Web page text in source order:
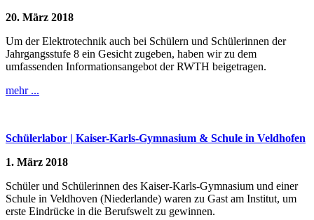
20. März 2018
Um der Elektrotechnik auch bei Schülern und Schülerinnen der
Jahrgangsstufe 8 ein Gesicht zugeben, haben wir zu dem
umfassenden Informationsangebot der RWTH beigetragen.
mehr ...
Schülerlabor | Kaiser-Karls-Gymnasium & Schule in Veldhofen
1. März 2018
Schüler und Schülerinnen des Kaiser-Karls-Gymnasium und einer
Schule in Veldhoven (Niederlande) waren zu Gast am Institut, um
erste Eindrücke in die Berufswelt zu gewinnen.